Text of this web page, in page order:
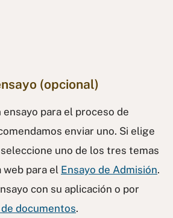
(opcional)
para el proceso de
enviar uno. Si elige
uno de los tres temas
web para el Ensayo de Admisión.
con su aplicación o por
documentos.